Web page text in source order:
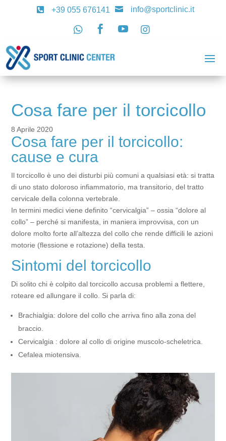
 +39 055 676141  info@sportclinic.it
   
Cosa fare per il torcicollo
8 Aprile 2020
Cosa fare per il torcicollo:
cause e cura
Il torcicollo è uno dei disturbi più comuni a qualsiasi età: si tratta
di uno stato doloroso infiammatorio, ma transitorio, del tratto
cervicale della colonna vertebrale.
In termini medici viene definito “cervicalgia” – ossia “dolore al
collo” – perché si manifesta, in maniera improvvisa, con un
dolore molto forte all’altezza del collo che rende difficili le azioni
motorie (flessione e rotazione) della testa.
Sintomi del torcicollo
Di solito chi è colpito dal torcicollo accusa problemi a flettere,
roteare ed allungare il collo. Si parla di:
Brachialgia: dolore del collo che arriva fino alla zona del
braccio.
Cervicalgia : dolore al collo di origine muscolo-scheletrica.
Cefalea miotensiva.